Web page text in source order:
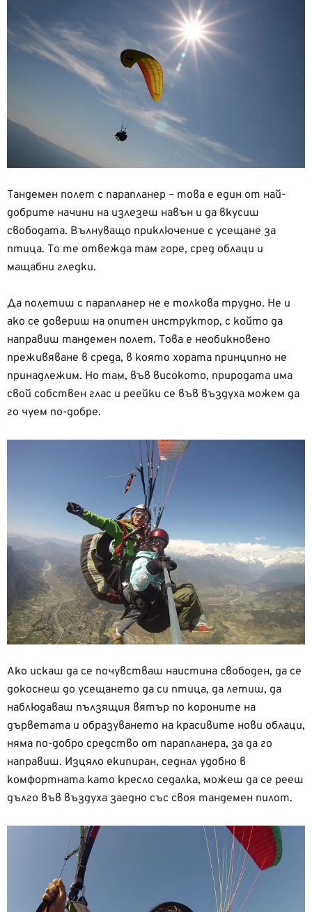
Тандемен полет с парапланер – това е един от най-
добрите начини на излезеш навън и да вкусиш
свободата. Вълнуващо приключение с усещане за
птица. То те отвежда там горе, сред облаци и
мащабни гледки.
Да полетиш с парапланер не е толкова трудно. Не и
ако се довериш на опитен инструктор, с който да
направиш тандемен полет. Това е необикновено
преживяване в среда, в която хората принципно не
принадлежим. Но там, във високото, природата има
свой собствен глас и реейки се във въздуха можем да
го чуем по-добре.
Ако искаш да се почувстваш наистина свободен, да се
докоснеш до усещането да си птица, да летиш, да
наблюдаваш пълзящия вятър по короните на
дърветата и образуването на красивите нови облаци,
няма по-добро средство от парапланера, за да го
направиш. Изцяло екипиран, седнал удобно в
комфортната като кресло седалка, можеш да се рееш
дълго във въздуха заедно със своя тандемен пилот.